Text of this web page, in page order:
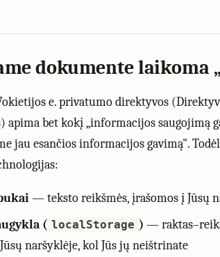
dokumente laikoma
e. privatumo direktyvos
apima bet kokį „informacijos saugojimą
jau esančios informacijos gavimą".
— teksto reikšmės, įrašomos į Jūsų
( localStorage ) —
naršyklėje, kol Jūs jų neištrinate